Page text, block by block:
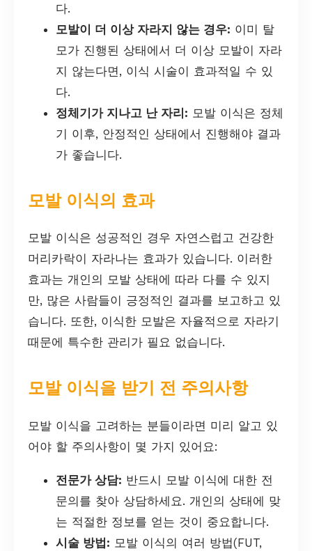
다.
모발이 더 이상 자라지 않는 경우: 이미 탈
모가 진행된 상태에서 더 이상 모발이 자라
지 않는다면, 이식 시술이 효과적일 수 있
다.
정체기가 지나고 난 자리: 모발 이식은 정체
기 이후, 안정적인 상태에서 진행해야 결과
가 좋습니다.
모발 이식의 효과
모발 이식은 성공적인 경우 자연스럽고 건강한
머리카락이 자라나는 효과가 있습니다. 이러한
효과는 개인의 모발 상태에 따라 다를 수 있지
만, 많은 사람들이 긍정적인 결과를 보고하고 있
습니다. 또한, 이식한 모발은 자율적으로 자라기
때문에 특수한 관리가 필요 없습니다.
모발 이식을 받기 전 주의사항
모발 이식을 고려하는 분들이라면 미리 알고 있
어야 할 주의사항이 몇 가지 있어요:
전문가 상담: 반드시 모발 이식에 대한 전
문의를 찾아 상담하세요. 개인의 상태에 맞
는 적절한 정보를 얻는 것이 중요합니다.
시술 방법: 모발 이식의 여러 방법(FUT,